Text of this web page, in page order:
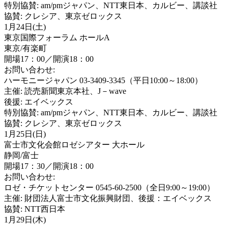
特別協賛: am/pmジャパン、NTT東日本、カルビー、講談社
協賛: クレシア、東京ゼロックス
1月24日(土)
東京国際フォーラム ホールA
東京/有楽町
開場17：00／開演18：00
お問い合わせ:
ハーモニージャパン 03-3409-3345（平日10:00～18:00）
主催: 読売新聞東京本社、J－wave
後援: エイベックス
特別協賛: am/pmジャパン、NTT東日本、カルビー、講談社
協賛: クレシア、東京ゼロックス
1月25日(日)
富士市文化会館ロゼシアター 大ホール
静岡/富士
開場17：30／開演18：00
お問い合わせ:
ロゼ・チケットセンター 0545-60-2500（全日9:00～19:00）
主催: 財団法人富士市文化振興財団、後援：エイベックス
協賛: NTT西日本
1月29日(木)